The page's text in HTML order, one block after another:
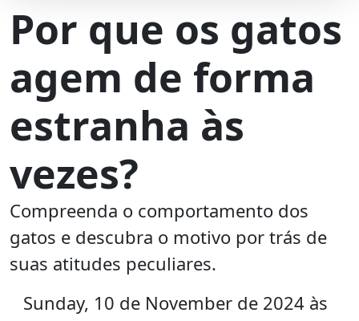
Por que os gatos
agem de forma
estranha às
vezes?
Compreenda o comportamento dos
gatos e descubra o motivo por trás de
suas atitudes peculiares.
Sunday, 10 de November de 2024 às